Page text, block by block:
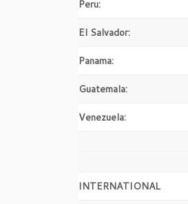
Peru:
El Salvador:
Panama:
Guatemala:
Venezuela:
INTERNATIONAL